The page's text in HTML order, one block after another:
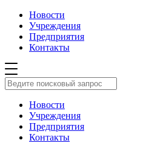
Новости
Учреждения
Предприятия
Контакты
Новости
Учреждения
Предприятия
Контакты